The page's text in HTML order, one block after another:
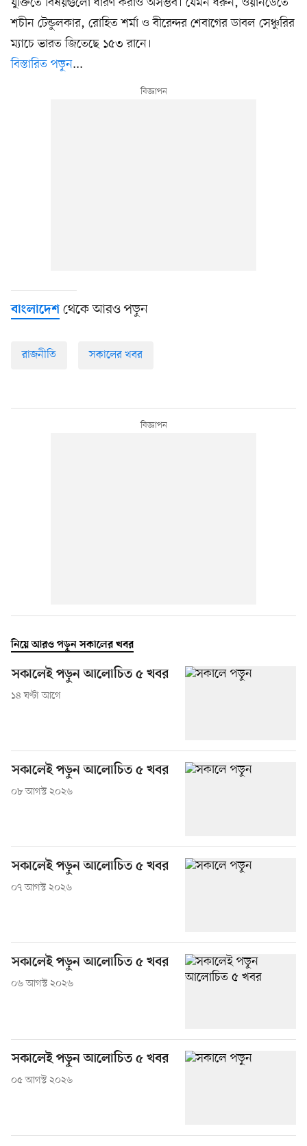
শচীন টেন্ডুলকার, রোহিত শর্মা ও বীরেন্দর শেবাগের ডাবল সেঞ্চুরির
ম্যাচে ভারত জিতেছে ১৫৩ রানে।
বিস্তারিত পড়ুন...
বাংলাদেশ থেকে আরও পড়ুন
রাজনীতি সকালের খবর
নিয়ে আরও পড়ুন সকালের খবর
সকালেই পড়ুন আলোচিত ৫ খবর
১৪ ঘণ্টা আগে
সকালেই পড়ুন আলোচিত ৫ খবর
০৮ আগস্ট ২০২৬
সকালেই পড়ুন আলোচিত ৫ খবর
০৭ আগস্ট ২০২৬
সকালেই পড়ুন আলোচিত ৫ খবর
০৬ আগস্ট ২০২৬
সকালেই পড়ুন আলোচিত ৫ খবর
০৫ আগস্ট ২০২৬